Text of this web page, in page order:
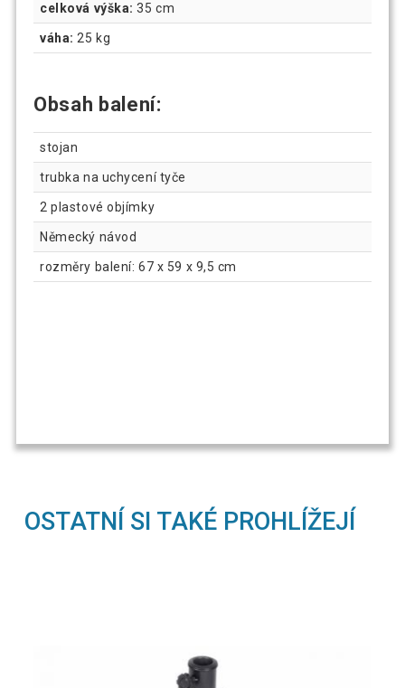
celková výška: 35 cm
váha: 25 kg
Obsah balení:
stojan
trubka na uchycení tyče
2 plastové objímky
Německý návod
rozměry balení: 67 x 59 x 9,5 cm
OSTATNÍ SI TAKÉ PROHLÍŽEJÍ